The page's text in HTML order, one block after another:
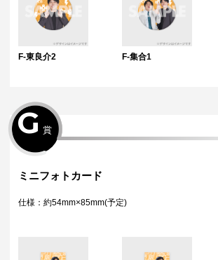
F-東良介2 F-集合1
G 賞
ミニフォトカード
仕様：約54mm×85mm(予定)